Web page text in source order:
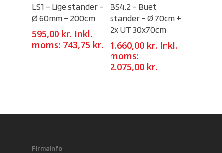
LS1 – Lige stander –
Ø 60mm – 200cm
595,00 kr. Inkl.
moms: 743,75 kr.
BS4.2 – Buet
stander – Ø 70cm +
2x UT 30x70cm
1.660,00 kr. Inkl.
moms:
2.075,00 kr.
Firmainfo